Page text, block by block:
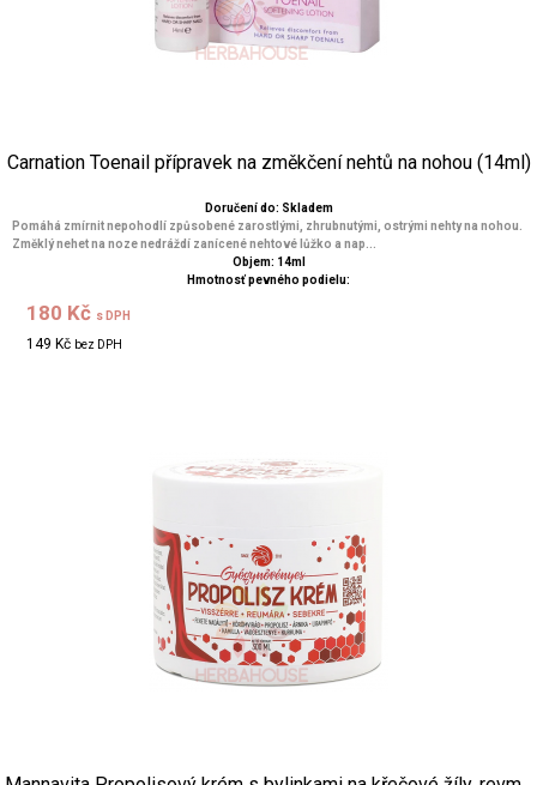
Carnation Toenail přípravek na změkčení nehtů na nohou (14ml)
Doručení do: Skladem
Pomáhá zmírnit nepohodlí způsobené zarostlými, zhrubnutými, ostrými nehty na nohou.
Změklý nehet na noze nedráždí zanícené nehtové lůžko a nap...
Objem: 14ml
Hmotnosť pevného podielu:
180 Kč s DPH
149 Kč bez DPH